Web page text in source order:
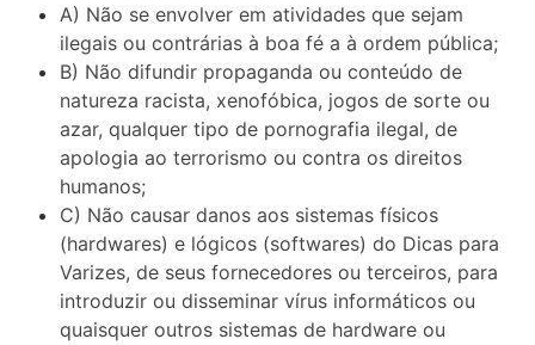
A) Não se envolver em atividades que sejam
ilegais ou contrárias à boa fé a à ordem pública;
B) Não difundir propaganda ou conteúdo de
natureza racista, xenofóbica, jogos de sorte ou
azar, qualquer tipo de pornografia ilegal, de
apologia ao terrorismo ou contra os direitos
humanos;
C) Não causar danos aos sistemas físicos
(hardwares) e lógicos (softwares) do Dicas para
Varizes, de seus fornecedores ou terceiros, para
introduzir ou disseminar vírus informáticos ou
quaisquer outros sistemas de hardware ou